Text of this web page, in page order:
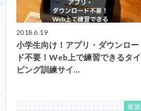
2018.6.19
小学生向け！アプリ・ダウンロー
ド不要！Web上で練習できるタイ
ピング訓練サイ…
家族